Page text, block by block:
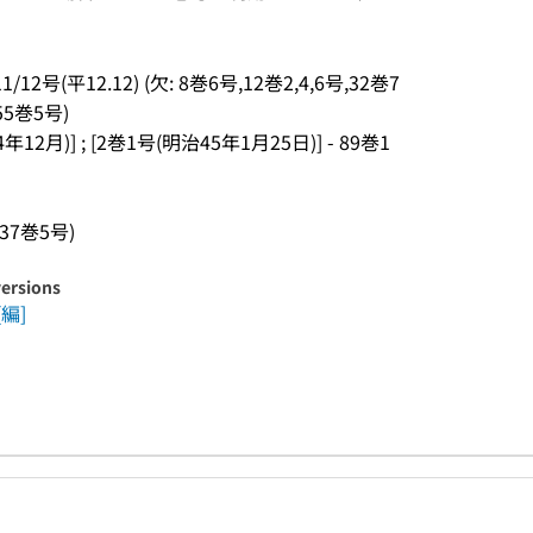
12号(平12.12) (欠: 8巻6号,12巻2,4,6号,32巻7
巻5号)
12月)] ; [2巻1号(明治45年1月25日)] - 89巻1
巻5号)
]